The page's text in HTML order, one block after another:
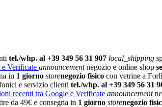
tel./whp. al +39 349 56 31 907 local_shipping
e Verificate announcementnegozio e online shop
in 1 giorno storenegozio fisico con vetrine a Forlì
e servizio clienti tel./whp. al +39 349 56 31
recenti tra Google e Verificate announcement
da 49€ e consegna in 1 giorno storenegozio